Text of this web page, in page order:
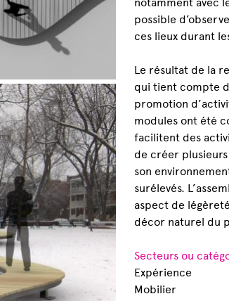
possible
ces lieux durant
Le résultat de la
qui tient compte
promotion
modules ont été
facilitent des
de créer
son
surélevés.
aspect de
décor naturel du
Secteurs ou
Expérience
Mobilier